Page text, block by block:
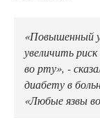
«Повышенный
увеличить
во рту», -
диабету в
«Любые язвы